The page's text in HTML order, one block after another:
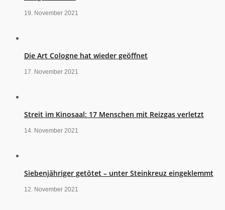
19. November 2021
Die Art Cologne hat wieder geöffnet
17. November 2021
Streit im Kinosaal: 17 Menschen mit Reizgas verletzt
14. November 2021
Siebenjähriger getötet – unter Steinkreuz eingeklemmt
12. November 2021